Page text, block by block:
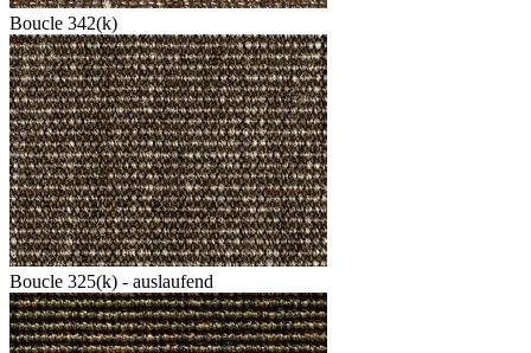
Boucle 342(k)
Boucle 325(k) - auslaufend